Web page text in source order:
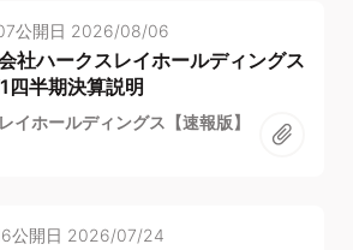
公開日 2026/08/06
社ハークスレイホールディングス
半期決算説明
イホールディングス【速報版】
公開日 2026/07/24